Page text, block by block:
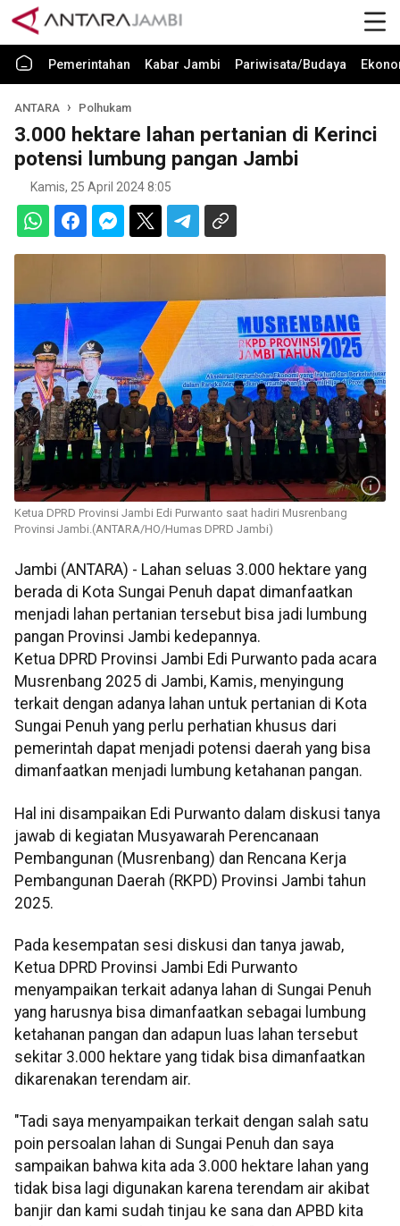
Pemerintahan Kabar Jambi Pariwisata/Budaya
ANTARA Polhukam
3.000 hektare lahan pertanian di Kerinci
potensi lumbung pangan Jambi
Kamis, 25 April 2024 8:05
Ketua DPRD Provinsi Jambi Edi Purwanto saat hadiri Musrenbang
Provinsi Jambi.(ANTARA/HO/Humas DPRD Jambi)
Jambi (ANTARA) - Lahan seluas 3.000 hektare yang
berada di Kota Sungai Penuh dapat dimanfaatkan
menjadi lahan pertanian tersebut bisa jadi lumbung
pangan Provinsi Jambi kedepannya.
Ketua DPRD Provinsi Jambi Edi Purwanto pada acara
Musrenbang 2025 di Jambi, Kamis, menyingung
terkait dengan adanya lahan untuk pertanian di Kota
Sungai Penuh yang perlu perhatian khusus dari
pemerintah dapat menjadi potensi daerah yang bisa
dimanfaatkan menjadi lumbung ketahanan pangan.
Hal ini disampaikan Edi Purwanto dalam diskusi tanya
jawab di kegiatan Musyawarah Perencanaan
Pembangunan (Musrenbang) dan Rencana Kerja
Pembangunan Daerah (RKPD) Provinsi Jambi tahun
2025.
Pada kesempatan sesi diskusi dan tanya jawab,
Ketua DPRD Provinsi Jambi Edi Purwanto
menyampaikan terkait adanya lahan di Sungai Penuh
yang harusnya bisa dimanfaatkan sebagai lumbung
ketahanan pangan dan adapun luas lahan tersebut
sekitar 3.000 hektare yang tidak bisa dimanfaatkan
dikarenakan terendam air.
"Tadi saya menyampaikan terkait dengan salah satu
poin persoalan lahan di Sungai Penuh dan saya
sampaikan bahwa kita ada 3.000 hektare lahan yang
tidak bisa lagi digunakan karena terendam air akibat
banjir dan kami sudah tinjau ke sana dan APBD kita